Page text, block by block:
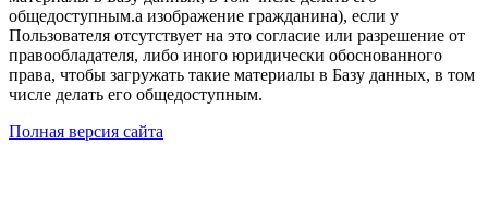
общедоступным.а изображение гражданина), если у
Пользователя отсутствует на это согласие или разрешение от
правообладателя, либо иного юридически обоснованного
права, чтобы загружать такие материалы в Базу данных, в том
числе делать его общедоступным.
Полная версия сайта